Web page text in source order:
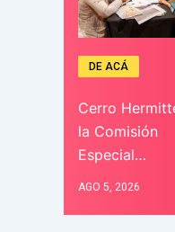
DE ACÁ
Cerro
la Comisión
Especial…
AGO 5, 2026